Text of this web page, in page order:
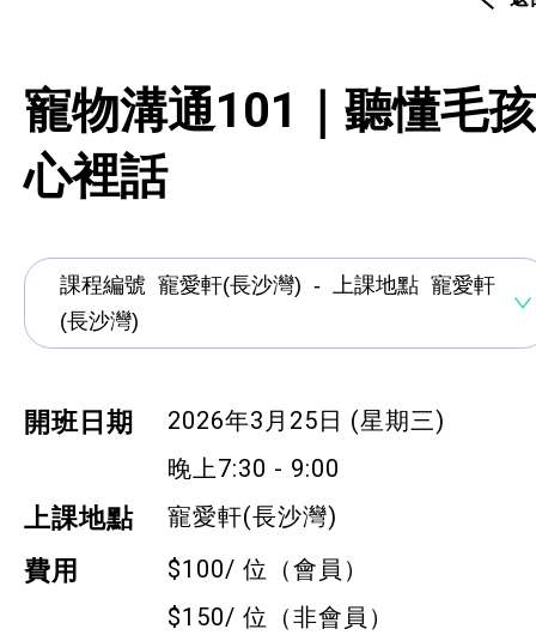
創新科技
手語課程
急救課程
髮型改造
美顏妝扮
布藝手工
花藝手工
寵物護理及美容
寵物行為訓練
寵物溝通101｜聽懂毛孩
心裡話
開班日期
2026年3月25日 (星期三)
晚上7:30 - 9:00
上課地點 寵愛軒(長沙灣)
費用
$100/ 位（會員）
$150/ 位（非會員）